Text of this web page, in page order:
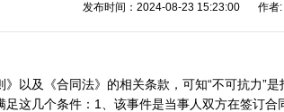
发布时间：2024-08-23 15:23:00 作者
》以及《合同法》的相关条款，可知“不可抗力”
足这几个条件：1、该事件是当事人双方在签订